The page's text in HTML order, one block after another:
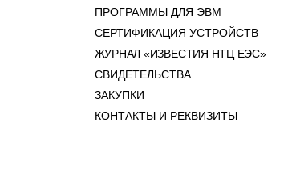
ПРОГРАММЫ ДЛЯ ЭВМ
СЕРТИФИКАЦИЯ УСТРОЙСТВ
ЖУРНАЛ «ИЗВЕСТИЯ НТЦ ЕЭС»
СВИДЕТЕЛЬСТВА
ЗАКУПКИ
КОНТАКТЫ И РЕКВИЗИТЫ